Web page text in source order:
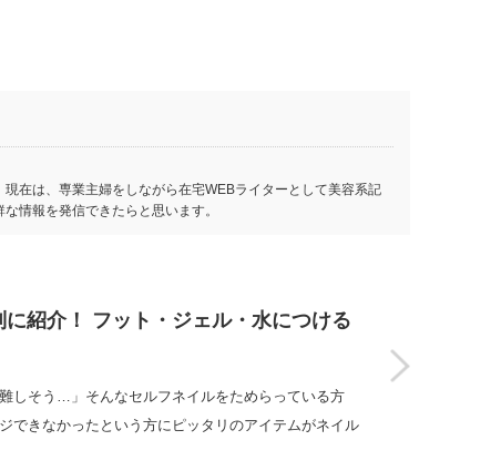
在は、専業主婦をしながら在宅WEBライターとして美容系記
情報を発信できたらと思います。
紹介！ フット・ジェル・水につける
しそう…」そんなセルフネイルをためらっている方
できなかったという方にピッタリのアイテムがネイル